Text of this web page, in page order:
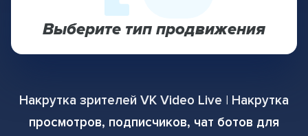
Выберите тип продвижения
Накрутка зрителей VK Video Live | Накрутка
просмотров, подписчиков, чат ботов для